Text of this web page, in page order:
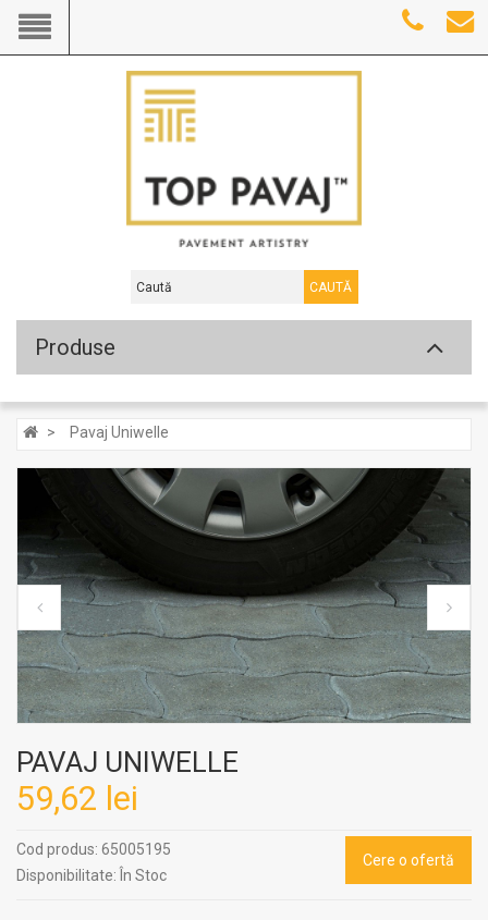
CAUTĂ
Produse
Pavaj Uniwelle
PAVAJ UNIWELLE
59,62 lei
Cere o ofertă
Cod produs: 65005195
Disponibilitate: În Stoc